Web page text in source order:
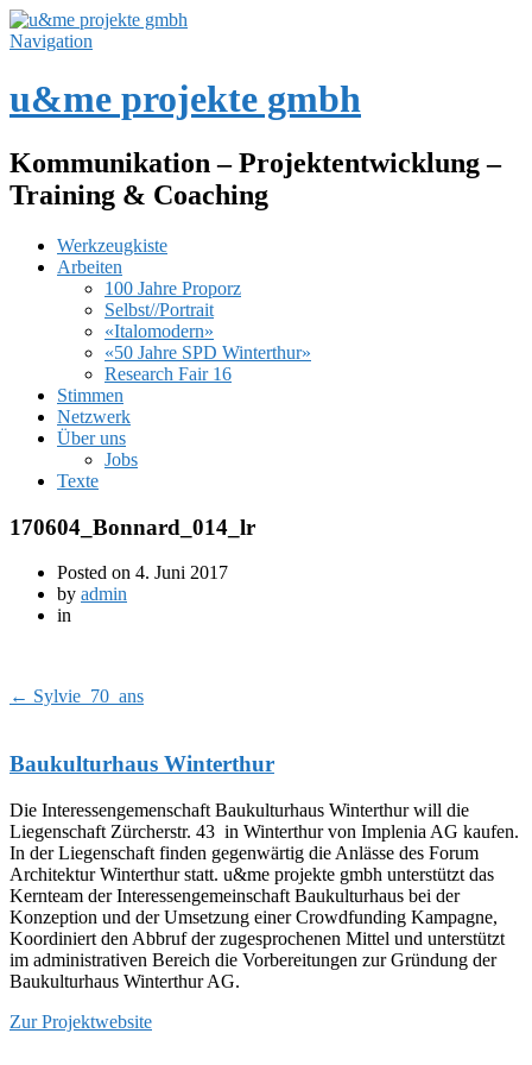
Navigation
u&me projekte gmbh
Kommunikation – Projektentwicklung –
Training & Coaching
Werkzeugkiste
Arbeiten
100 Jahre Proporz
Selbst//Portrait
«Italomodern»
«50 Jahre SPD Winterthur»
Research Fair 16
Stimmen
Netzwerk
Über uns
Jobs
Texte
170604_Bonnard_014_lr
Posted on 4. Juni 2017
by admin
in
← Sylvie_70_ans
Baukulturhaus Winterthur
Die Interessengemenschaft Baukulturhaus Winterthur will die
Liegenschaft Zürcherstr. 43 in Winterthur von Implenia AG kaufen.
In der Liegenschaft finden gegenwärtig die Anlässe des Forum
Architektur Winterthur statt. u&me projekte gmbh unterstützt das
Kernteam der Interessengemeinschaft Baukulturhaus bei der
Konzeption und der Umsetzung einer Crowdfunding Kampagne,
Koordiniert den Abbruf der zugesprochenen Mittel und unterstützt
im administrativen Bereich die Vorbereitungen zur Gründung der
Baukulturhaus Winterthur AG.
Zur Projektwebsite